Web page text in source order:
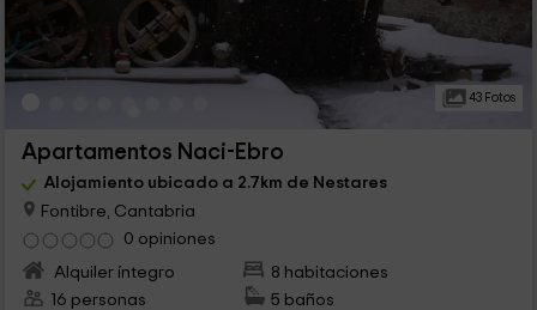
43 Fotos
Apartamentos Naci-Ebro
Alojamiento ubicado a 2.7km de Nestares
Fontibre, Cantabria
0 opiniones
Alquiler íntegro
8 habitaciones
16 personas
5 baños